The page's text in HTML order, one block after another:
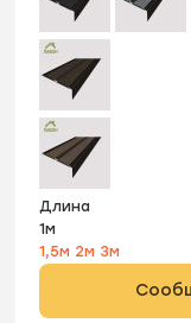
Длина
1м
1,5м 2м 3м